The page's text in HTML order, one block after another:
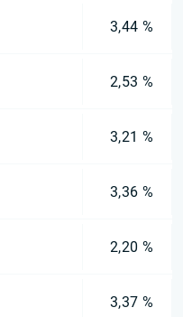
3,44 %
2,53 %
3,21 %
3,36 %
2,20 %
3,37 %